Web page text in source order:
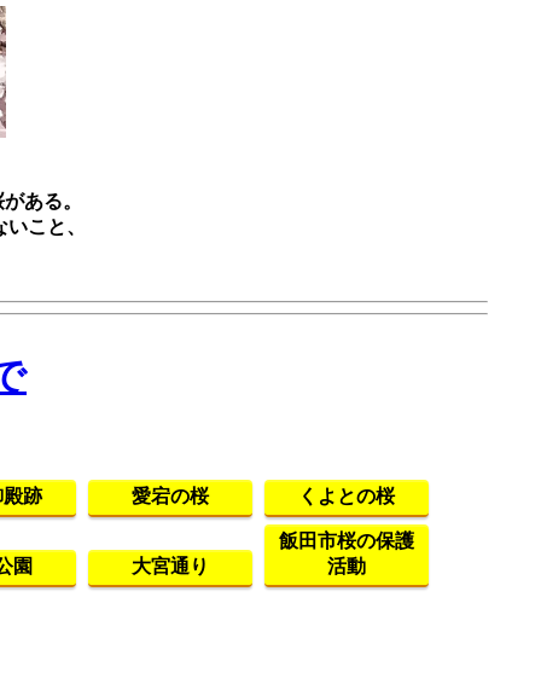
ある。
こと、
跡 愛宕の桜 くよとの桜
園 大宮通り
飯田市桜の保護
活動